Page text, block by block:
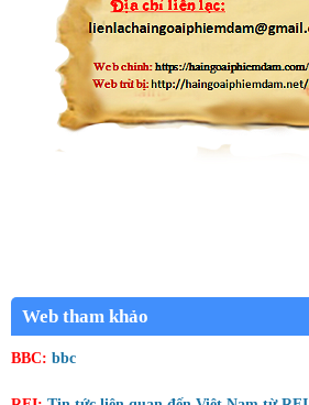
Web tham khảo
BBC: bbc